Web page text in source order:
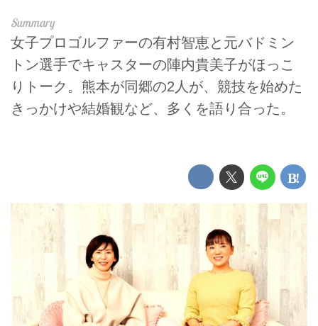
女子プロゴルファーの有村智恵と元バドミン
トン選手でキャスターの陣内貴美子がほっこ
りトーク。熊本が同郷の2人が、競技を始めた
きっかけや結婚観など、多くを語り合った。